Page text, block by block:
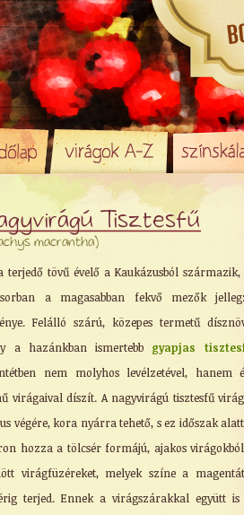
Tisztesfű
macrantha)
terjedő tövű évelő a Kaukázusból
a magasabban fekvő mezők
Felálló szárú, közepes termetű
a hazánkban ismertebb gyapjas
nem molyhos levélzetével, hanem
virágaival díszít. A nagyvirágú tisztesfű
végére, kora nyárra tehető, s ez időszak
hozza a tölcsér formájú, ajakos
virágfüzéreket, melyek színe a
terjed. Ennek a virágszárakkal együtt is